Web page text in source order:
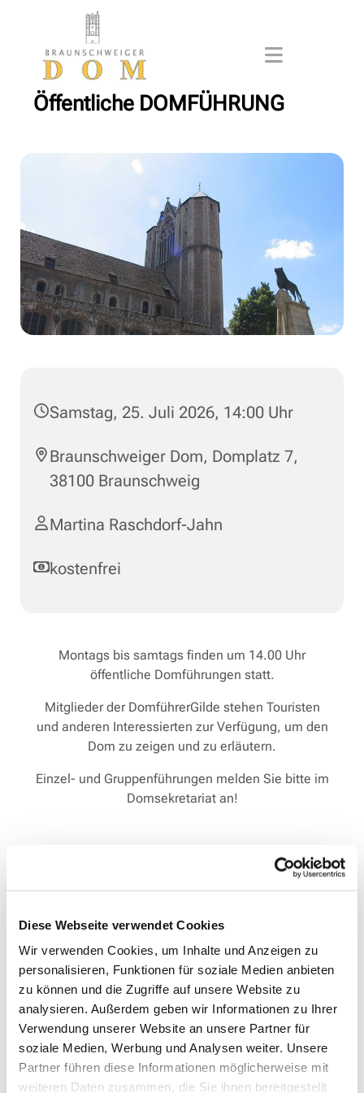
Diese Webseite verwendet Cookies
Wir verwenden Cookies, um Inhalte und Anzeigen zu
personalisieren, Funktionen für soziale Medien anbieten
zu können und die Zugriffe auf unsere Website zu
analysieren. Außerdem geben wir Informationen zu Ihrer
Verwendung unserer Website an unsere Partner für
soziale Medien, Werbung und Analysen weiter. Unsere
Partner führen diese Informationen möglicherweise mit
weiteren Daten zusammen, die Sie ihnen bereitgestellt
Öffentliche DOMFÜHRUNG
Samstag, 25. Juli 2026, 14:00 Uhr
Braunschweiger Dom, Domplatz 7,
38100 Braunschweig
Martina Raschdorf-Jahn
kostenfrei
Montags bis samtags finden um 14.00 Uhr
öffentliche Domführungen statt.
Mitglieder der DomführerGilde stehen Touristen
und anderen Interessierten zur Verfügung, um den
Dom zu zeigen und zu erläutern.
Einzel- und Gruppenführungen melden Sie bitte im
Domsekretariat an!